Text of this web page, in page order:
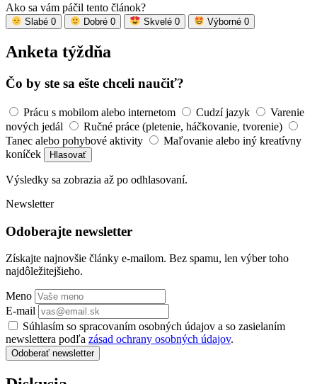
Ako sa vám páčil tento článok?
Slabé 0 Dobré 0 Skvelé 0 Výborné 0
Anketa týždňa
Čo by ste sa ešte chceli naučiť?
Prácu s mobilom alebo internetom Cudzí jazyk
Varenie
nových jedál
Ručné práce (pletenie, háčkovanie, tvorenie)
Tanec alebo pohybové aktivity
Maľovanie alebo iný kreatívny
koníček
Hlasovať
Výsledky sa zobrazia až po odhlasovaní.
Newsletter
Odoberajte newsletter
Získajte najnovšie články e-mailom. Bez spamu, len výber toho
najdôležitejšieho.
Meno
E-mail
Súhlasím so spracovaním osobných údajov a so zasielaním
newslettera podľa zásad ochrany osobných údajov.
Odoberať newsletter